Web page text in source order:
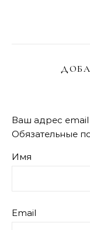
Ваш адрес email
Обязательные
Имя
Email